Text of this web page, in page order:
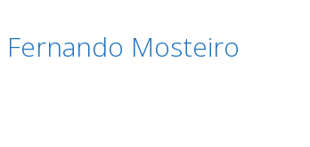
Mosteiro